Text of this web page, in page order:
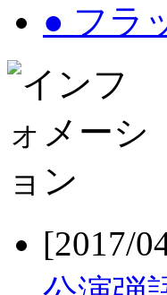
● フラ
[2017/